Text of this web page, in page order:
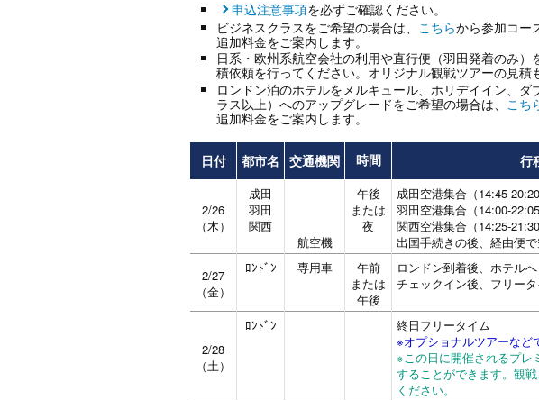
申込注意事項を必ずご確認ください。
ビジネスクラスをご希望の場合は、
こちらから参加コー
追加料金をご案内します。
日系・欧州系航空会社の利用や直行便（羽田発着のみ）
積依頼を行ってください。オリジナル観戦ツアーの見積
ロンドン泊のホテルをメルキュール、ホリデイイン、
ラス以上）へのアップグレードをご希望の場合は、 こち
追加料金をご案内します。
日付 都市名 交通機関 時間 行
2/26
（木）
成田
羽田
関西
航空機
午後
または
夜
成田空港集合（14:45-20:20
羽田空港集合（14:00-22:05
関西空港集合（14:25-21:30
出国手続きの後、経由便
2/27
（金）
ﾛﾝﾄﾞﾝ 専用車
午前
または
午後
ロンドン到着後、ホテルへ
チェックイン後、フリー
2/28
（土）
ﾛﾝﾄﾞﾝ
終日フリータイム
※オプショナルツアーなど
※この日に開催されるプレ
することができます。観
ください。